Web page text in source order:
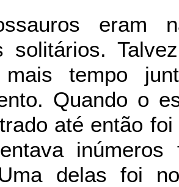
eram
solitários.
mais tempo
Quando o
até então
delas foi